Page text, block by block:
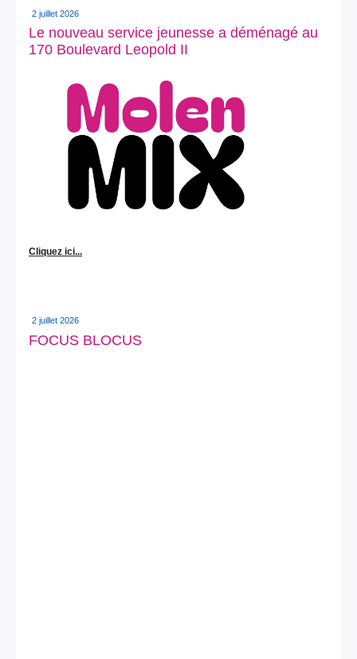
2 juillet 2026
Le nouveau service jeunesse a déménagé au
170 Boulevard Leopold II
Cliquez ici...
2 juillet 2026
FOCUS BLOCUS